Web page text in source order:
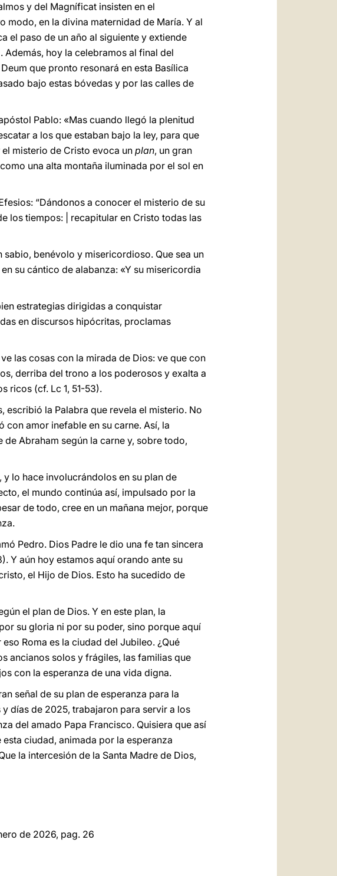
y del Magníficat insisten en el
en la divina maternidad de María. Y al
el paso de un año al siguiente y extiende
Además, hoy la celebramos al final del
que pronto resonará en esta Basílica
bajo estas bóvedas y por las calles de
Pablo: «Mas cuando llegó la plenitud
a los que estaban bajo la ley, para que
misterio de Cristo evoca un plan, un gran
una alta montaña iluminada por el sol en
“Dándonos a conocer el misterio de su
los tiempos: | recapitular en Cristo todas las
benévolo y misericordioso. Que sea un
su cántico de alabanza: «Y su misericordia
estrategias dirigidas a conquistar
en discursos hipócritas, proclamas
las cosas con la mirada de Dios: ve que con
derriba del trono a los poderosos y exalta a
ricos (cf. Lc 1, 51-53).
escribió la Palabra que revela el misterio. No
amor inefable en su carne. Así, la
Abraham según la carne y, sobre todo,
lo hace involucrándolos en su plan de
el mundo continúa así, impulsado por la
de todo, cree en un mañana mejor, porque
Pedro. Dios Padre le dio una fe tan sincera
Y aún hoy estamos aquí orando ante su
el Hijo de Dios. Esto ha sucedido de
el plan de Dios. Y en este plan, la
su gloria ni por su poder, sino porque aquí
Roma es la ciudad del Jubileo. ¿Qué
ancianos solos y frágiles, las familias que
con la esperanza de una vida digna.
señal de su plan de esperanza para la
días de 2025, trabajaron para servir a los
del amado Papa Francisco. Quisiera que así
ciudad, animada por la esperanza
la intercesión de la Santa Madre de Dios,
de 2026, pag. 26